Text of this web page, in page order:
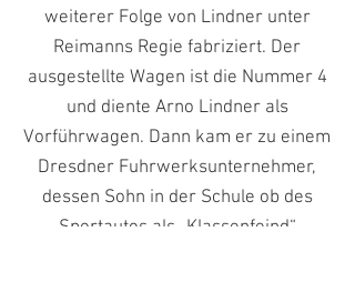
weiterer Folge von Lindner unter
Reimanns Regie fabriziert. Der
ausgestellte Wagen ist die Nummer 4
und diente Arno Lindner als
Vorführwagen. Dann kam er zu einem
Dresdner Fuhrwerksunternehmer,
dessen Sohn in der Schule ob des
Sportautos als „Klassenfeind“